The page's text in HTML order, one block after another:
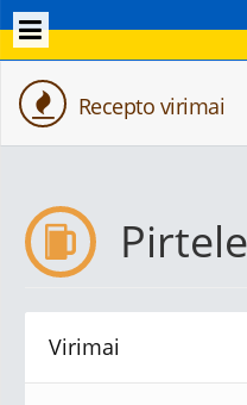
Recepto virimai
Virimai